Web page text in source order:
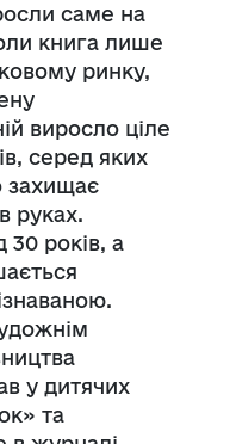
саме на
книга лише
ринку,
виросло ціле
серед яких
захищає
руках.
років, а
у дитячих
та